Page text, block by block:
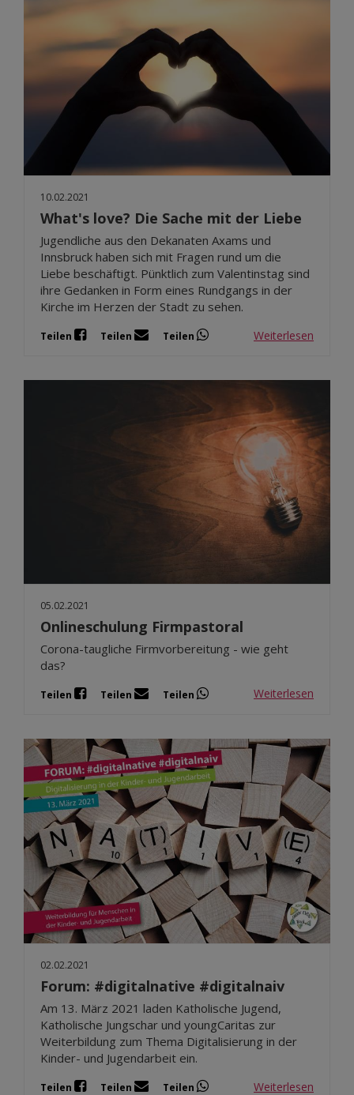
10.02.2021
What's love? Die Sache mit der Liebe
Jugendliche aus den Dekanaten Axams und
Innsbruck haben sich mit Fragen rund um die
Liebe beschäftigt. Pünktlich zum Valentinstag sind
ihre Gedanken in Form eines Rundgangs in der
Kirche im Herzen der Stadt zu sehen.
Teilen Teilen Teilen Weiterlesen
05.02.2021
Onlineschulung Firmpastoral
Corona-taugliche Firmvorbereitung - wie geht
das?
Teilen Teilen Teilen Weiterlesen
02.02.2021
Forum: #digitalnative #digitalnaiv
Am 13. März 2021 laden Katholische Jugend,
Katholische Jungschar und youngCaritas zur
Weiterbildung zum Thema Digitalisierung in der
Kinder- und Jugendarbeit ein.
Teilen Teilen Teilen Weiterlesen